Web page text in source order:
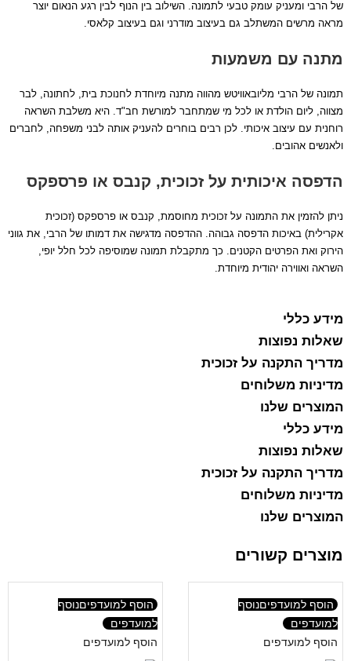
של הרבי ומעניק עומק טבעי לתמונה. השילוב בין הנוף לבין רגע הנאום יוצר
מראה מרשים המשתלב גם בעיצוב מודרני וגם בעיצוב קלאסי.
מתנה עם משמעות
תמונה של הרבי מליובאוויטש מהווה מתנה מיוחדת לחנוכת בית, לחתונה, לבר
מצווה, ליום הולדת או לכל מי שמתחבר למורשת חב"ד. היא משלבת השראה
רוחנית עם עיצוב איכותי. לכן רבים בוחרים להעניק אותה לבני משפחה, לחברים
ולאנשים אהובים.
הדפסה איכותית על זכוכית, קנבס או פרספקס
ניתן להזמין את התמונה על זכוכית מחוסמת, קנבס או פרספקס (זכוכית
אקרילית) באיכות הדפסה גבוהה. ההדפסה מדגישה את דמותו של הרבי, את גווני
הירוק ואת הפרטים הקטנים. כך מתקבלת תמונה שמוסיפה לכל חלל יופי,
השראה ואווירה יהודית מיוחדת.
מידע כללי
שאלות נפוצות
מדריך התקנה על זכוכית
מדיניות משלוחים
המוצרים שלנו
מידע כללי
שאלות נפוצות
מדריך התקנה על זכוכית
מדיניות משלוחים
המוצרים שלנו
מוצרים קשורים
הוסף למועדפיםנוסף
למועדפים
הוסף למועדפים
הוסף למועדפיםנוסף
למועדפים
הוסף למועדפים